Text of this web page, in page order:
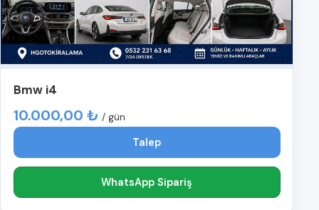
Bmw i4
10.000,00 ₺ / gün
Talep
WhatsApp Sipariş